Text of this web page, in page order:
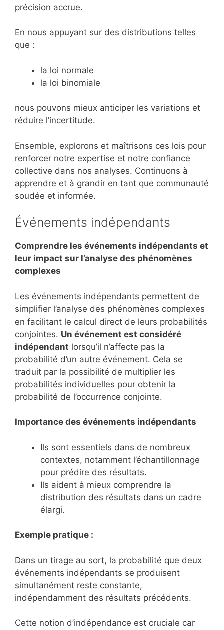
précision accrue.
En nous appuyant sur des distributions telles
que :
la loi normale
la loi binomiale
nous pouvons mieux anticiper les variations et
réduire l’incertitude.
Ensemble, explorons et maîtrisons ces lois pour
renforcer notre expertise et notre confiance
collective dans nos analyses. Continuons à
apprendre et à grandir en tant que communauté
soudée et informée.
Événements indépendants
Comprendre les événements indépendants et
leur impact sur l’analyse des phénomènes
complexes
Les événements indépendants permettent de
simplifier l’analyse des phénomènes complexes
en facilitant le calcul direct de leurs probabilités
conjointes. Un événement est considéré
indépendant lorsqu’il n’affecte pas la
probabilité d’un autre événement. Cela se
traduit par la possibilité de multiplier les
probabilités individuelles pour obtenir la
probabilité de l’occurrence conjointe.
Importance des événements indépendants
Ils sont essentiels dans de nombreux
contextes, notamment l’échantillonnage
pour prédire des résultats.
Ils aident à mieux comprendre la
distribution des résultats dans un cadre
élargi.
Exemple pratique :
Dans un tirage au sort, la probabilité que deux
événements indépendants se produisent
simultanément reste constante,
indépendamment des résultats précédents.
Cette notion d’indépendance est cruciale car